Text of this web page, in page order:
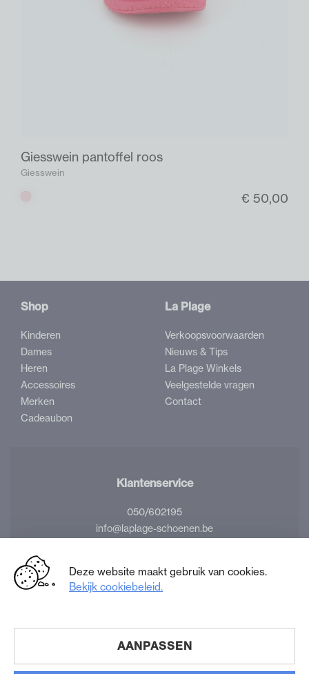
Giesswein pantoffel roos
Giesswein
€ 50,00
Shop
Kinderen
Dames
Heren
Accessoires
Merken
Cadeaubon
La Plage
Verkoopsvoorwaarden
Nieuws & Tips
La Plage Winkels
Veelgestelde vragen
Contact
Klantenservice
050/602195
info@laplage-schoenen.be
FacebookInstagram
© 2026 LA PLAGE SCHOENEN. ALLE RECHTEN
VOORBEHOUDEN |DISCLAIMER|COOKIES|PRIVACY
Deze website maakt gebruik van cookies.
Bekijk cookiebeleid.
AANPASSEN